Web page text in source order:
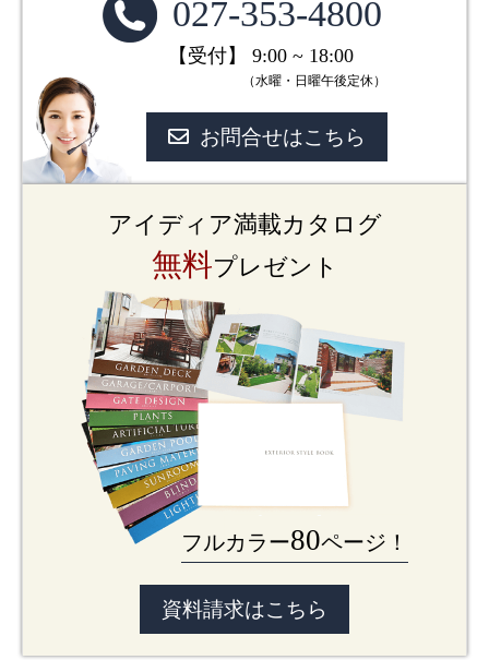
027-353-4800
【受付】 9:00 ~ 18:00
（水曜・日曜午後定休）
お問合せはこちら
アイディア満載カタログ
無料プレゼント
フルカラー80ページ！
資料請求はこちら